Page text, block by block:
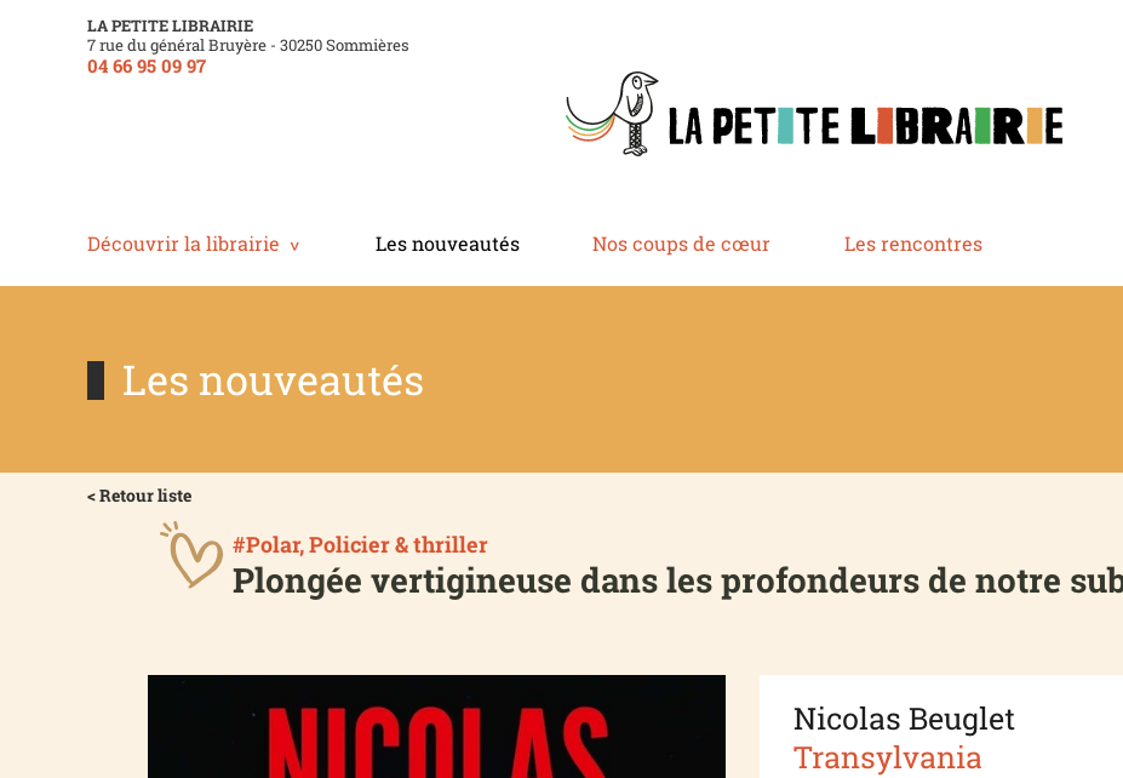
LA PETITE LIBRAIRIE
7 rue du général Bruyère - 30250 Sommières
04 66 95 09 97
Découvrir la librairie Les nouveautés Nos coups de cœur Les rencontres
Les nouveautés
< Retour liste
#Polar, Policier & thriller
Plongée vertigineuse dans les profondeurs de notre
Nicolas Beuglet
Transylvania